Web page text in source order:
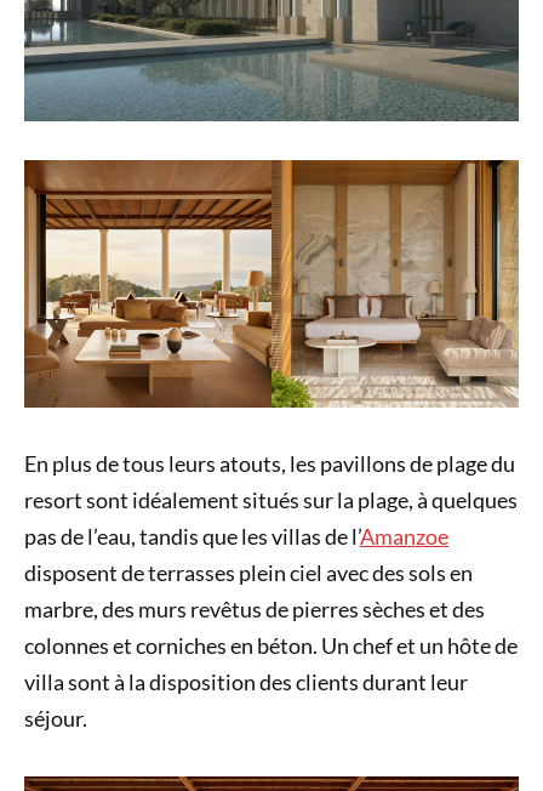
En plus de tous leurs atouts, les pavillons de plage du
resort sont idéalement situés sur la plage, à quelques
pas de l’eau, tandis que les villas de l’Amanzoe
disposent de terrasses plein ciel avec des sols en
marbre, des murs revêtus de pierres sèches et des
colonnes et corniches en béton. Un chef et un hôte de
villa sont à la disposition des clients durant leur
séjour.